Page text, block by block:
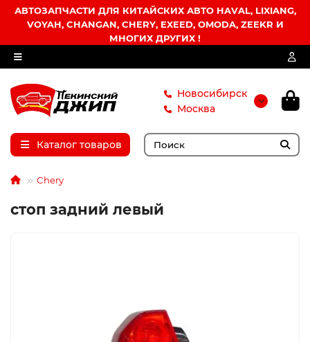
АВТОЗАПЧАСТИ ДЛЯ КИТАЙСКИХ АВТО HAVAL, LIXIANG,
VOYAH, CHANGAN, CHERY, EXEED, OMODA, ZEEKR И
МНОГИХ ДРУГИХ !
Новосибирск
Москва
Каталог товаров
Chery
стоп задний левый